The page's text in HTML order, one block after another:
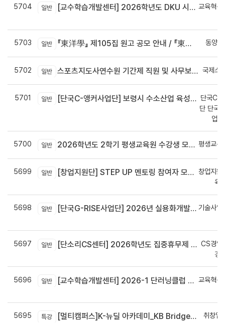
5704 일반 [교수학습개발센터] 2026학년도 DKU 시그니처 교수법 적용 교과목 개발 신청 안내
교육혁신
5703 일반 『東洋學』 제105집 원고 공모 안내 / 『東洋學』第105輯征稿启事 / Call for Papers : The Oriental Studies, the 105th Issue 동양
5702 일반 스포츠지도사연수원 기간제 직원 및 사무보조원 채용 공고 국제스
5701 일반 [단국C-앵커사업단] 보령시 수소산업 육성을 위한 기업 지원사업 모집공고
단국C-
단 단국
업
5700 일반 2026학년도 2학기 평생교육원 수강생 모집안내 평생교육
5699 일반 [창업지원단] STEP UP 멘토링 참여자 모집(~7월 29일)
창업지원
육
5698 일반 [단국G-RISE사업단] 2026년 실용화개발 지원(Grant) 과제 공고_~8/14(금)까지
기술사업
5697 일반 [단소리CS센터] 2026학년도 집중휴무제 안내 (EMS 및 이메일 발송 접수기한 : 7/24(금) 오후 12시까지)
CS경영
경
5696 일반 [교수학습개발센터] 2026-1 단러닝클럽 Best Practice 공모전 결과 안내
교육혁신
5695 특강 [멀티캠퍼스]K-뉴딜 아카데미_KB Bridge 과정 취창업